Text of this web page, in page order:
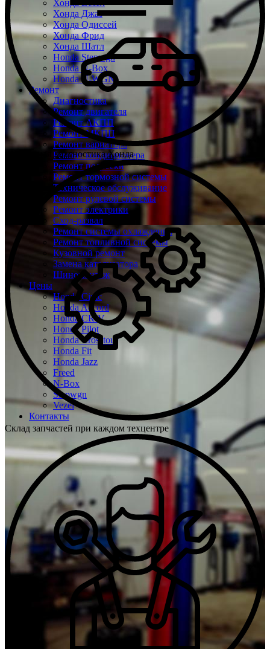
Хонда Везел
Хонда Джаз
Хонда Одиссей
Хонда Фрид
Хонда Шатл
Honda Stepwgn
Honda N-Box
Honda N-WGN
Ремонт
Диагностика
Ремонт двигателя
Ремонт АКПП
Ремонт МКПП
Ремонт вариатора
Ремонт кондиционера
Ремонт подвески
Ремонт тормозной системы
Техническое обслуживание
Ремонт рулевой системы
Ремонт электрики
Сход-развал
Ремонт системы охлаждения
Ремонт топливной системы
Кузовной ремонт
Замена катализатора
Шиномонтаж
Цены
Honda Civic
Honda Accord
Honda CR-V
Honda Pilot
Honda Crosstour
Honda Fit
Honda Jazz
Freed
N-Box
Stepwgn
Vezel
Контакты
Бесплатная диагностика Хонда
Склад запчастей при каждом техцентре